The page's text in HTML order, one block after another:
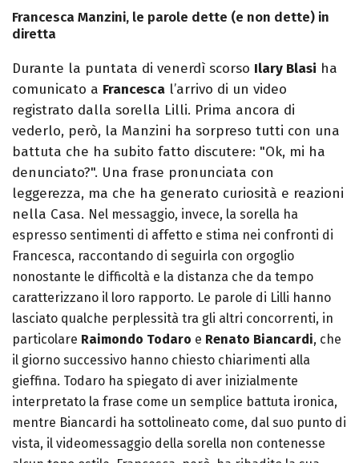
Francesca Manzini, le parole dette (e non dette) in
diretta
Durante la puntata di venerdì scorso Ilary Blasi ha
comunicato a Francesca l’arrivo di un video
registrato dalla sorella Lilli. Prima ancora di
vederlo, però, la Manzini ha sorpreso tutti con una
battuta che ha subito fatto discutere: "Ok, mi ha
denunciato?". Una frase pronunciata con
leggerezza, ma che ha generato curiosità e reazioni
nella Casa. Nel messaggio, invece, la sorella ha
espresso sentimenti di affetto e stima nei confronti di
Francesca, raccontando di seguirla con orgoglio
nonostante le difficoltà e la distanza che da tempo
caratterizzano il loro rapporto. Le parole di Lilli hanno
lasciato qualche perplessità tra gli altri concorrenti, in
particolare Raimondo Todaro e Renato Biancardi, che
il giorno successivo hanno chiesto chiarimenti alla
gieffina. Todaro ha spiegato di aver inizialmente
interpretato la frase come un semplice battuta ironica,
mentre Biancardi ha sottolineato come, dal suo punto di
vista, il videomessaggio della sorella non contenesse